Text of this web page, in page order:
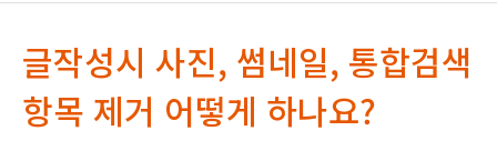
글작성시 사진, 썸네일, 통합검색
항목 제거 어떻게 하나요?